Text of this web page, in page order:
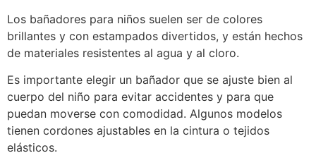
Los bañadores para niños suelen ser de colores
brillantes y con estampados divertidos, y están hechos
de materiales resistentes al agua y al cloro.
Es importante elegir un bañador que se ajuste bien al
cuerpo del niño para evitar accidentes y para que
puedan moverse con comodidad. Algunos modelos
tienen cordones ajustables en la cintura o tejidos
elásticos.